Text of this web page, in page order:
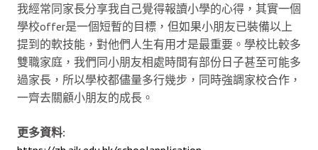
我經常同家長分享我自己覺得報讀小學的心得，其實一個
學校offer是一個短暫的目標，但如果小朋友已裝備以上
提到的軟技能，對他們人生有用才是最重要。學校比較多
雙職家庭，我們同小朋友相處時間有部份日子甚至可能多
過家長，所以學校都儘量多行幾步，同時強調家校合作，
一齊去關顧小朋友的成長。
更多資料: